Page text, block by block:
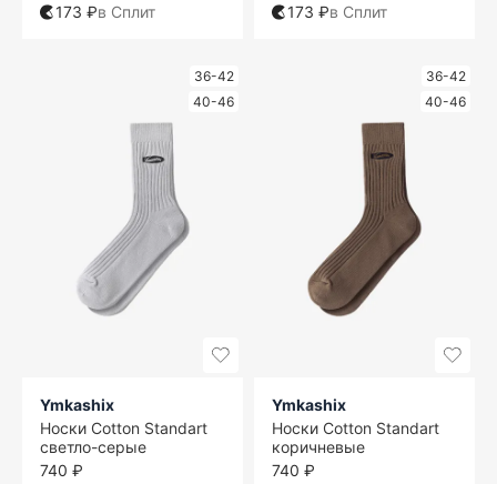
173 ₽в Сплит
173 ₽в Сплит
36-42
40-46
Ymkashix
Носки Cotton Standart
светло-серые
740 ₽
36-42
40-46
Ymkashix
Носки Cotton Standart
коричневые
740 ₽